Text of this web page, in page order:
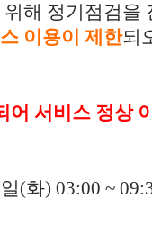
해 정기점검을
이용이 제한되
서비스 정상
(화) 03:00 ~